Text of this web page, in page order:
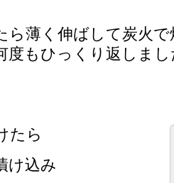
ら薄く伸ばして炭火
度もひっくり返しま
たら
け込み